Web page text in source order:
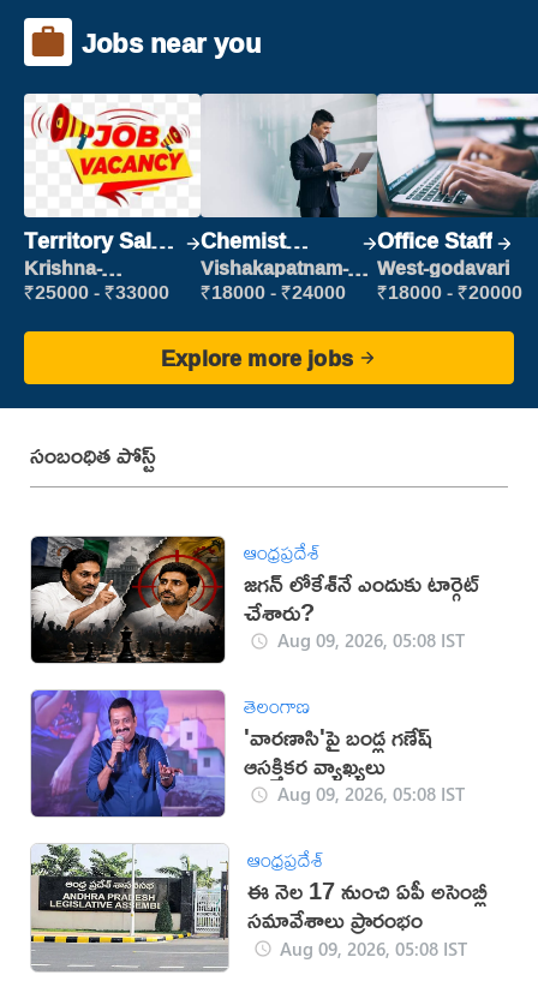
Jobs near you
Territory Sales
Manager
Krishna-
vijayawada
₹25000 - ₹33000
Chemist
Production
Executive
Vishakapatnam-
new
₹18000 - ₹24000
Office Staff
West-godavari
₹18000 - ₹20000
Explore more jobs
సంబంధిత పోస్ట్
ఆంధ్రప్రదేశ్
జగన్ లోకేశ్‌నే ఎందుకు టార్గెట్
చేశారు?
Aug 09, 2026, 05:08 IST
తెలంగాణ
'వారణాసి'పై బండ్ల గణేష్
ఆసక్తికర వ్యాఖ్యలు
Aug 09, 2026, 05:08 IST
ఆంధ్రప్రదేశ్
ఈ నెల 17 నుంచి ఏపీ అసెంబ్లీ
సమావేశాలు ప్రారంభం
Aug 09, 2026, 05:08 IST